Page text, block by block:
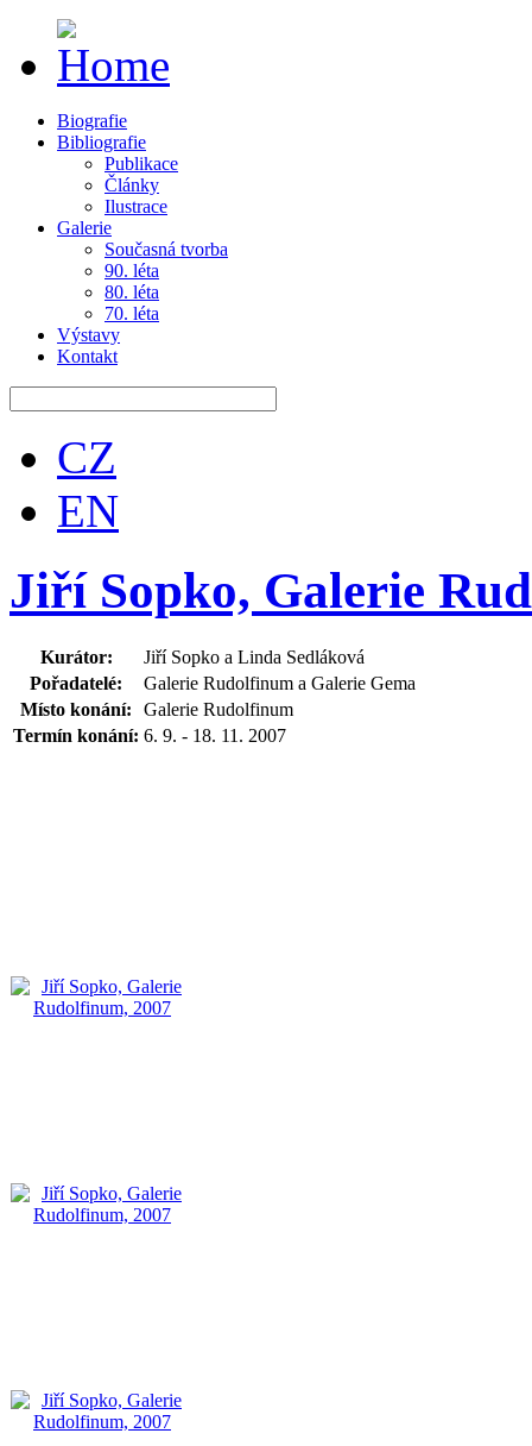
Biografie
Bibliografie
Publikace
Články
Ilustrace
Galerie
Současná tvorba
90. léta
80. léta
70. léta
Výstavy
Kontakt
CZ
EN
Jiří Sopko, Galerie
Kurátor:
Jiří Sopko a Linda Sedláková
Pořadatelé:
Galerie Rudolfinum a Galerie Gema
Místo konání:
Galerie Rudolfinum
Termín konání: 6. 9. - 18. 11. 2007